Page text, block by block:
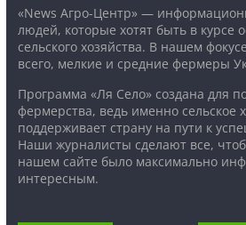
«News Агро-Центр» —
людей, которые хотят быть в курсе
сельского хозяйства. В нашем
всего, мелкие и средние фермеры
Программа «Ля Село» создана для
фермерства, ведь именно сельское
поддерживает страну на пути к
Наши журналисты сделают все,
нашем сайте было максимально
интересным.